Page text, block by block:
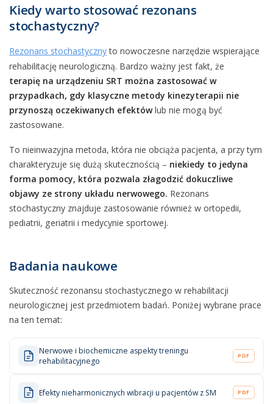
Kiedy warto stosować rezonans
stochastyczny?
Rezonans stochastycznyto nowoczesne narzędzie wspierające
rehabilitację neurologiczną. Bardzo ważny jest fakt, że
terapię na urządzeniu SRT można zastosować w
przypadkach, gdy klasyczne metody kinezyterapii nie
przynoszą oczekiwanych efektówlub nie mogą być
zastosowane.
To nieinwazyjna metoda, która nie obciąża pacjenta, a przy tym
charakteryzuje się dużą skutecznością – niekiedy to jedyna
forma pomocy, która pozwala złagodzić dokuczliwe
objawy ze strony układu nerwowego. Rezonans
stochastyczny znajduje zastosowanie również w ortopedii,
pediatrii, geriatrii i medycynie sportowej.
Badania naukowe
Skuteczność rezonansu stochastycznego w rehabilitacji
neurologicznej jest przedmiotem badań. Poniżej wybrane prace
na ten temat:
Nerwowe i biochemiczne aspekty treningu
rehabilitacyjnego
PDF
Efekty nieharmonicznych wibracji u pacjentów z SM PDF